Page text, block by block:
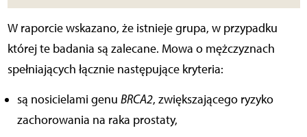
W raporcie wskazano, że istnieje grupa, w przypadku
której te badania są zalecane. Mowa o mężczyznach
spełniających łącznie następujące kryteria:
są nosicielami genu BRCA2, zwiększającego ryzyko
zachorowania na raka prostaty,